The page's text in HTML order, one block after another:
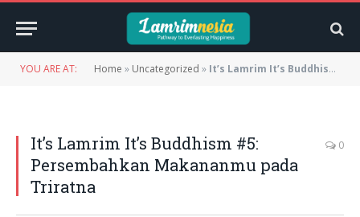
YOU ARE AT: Home » Uncategorized » It’s Lamrim It’s Buddhism #5: Persembahkan Makananmu pada Triratna
It’s Lamrim It’s Buddhism #5:
Persembahkan Makananmu pada
Triratna
0